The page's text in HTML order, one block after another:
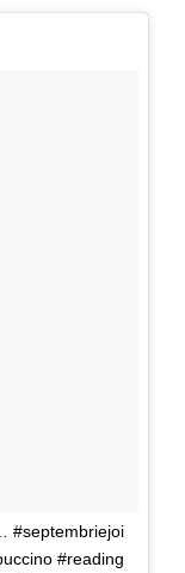
#septembriejoi
#reading